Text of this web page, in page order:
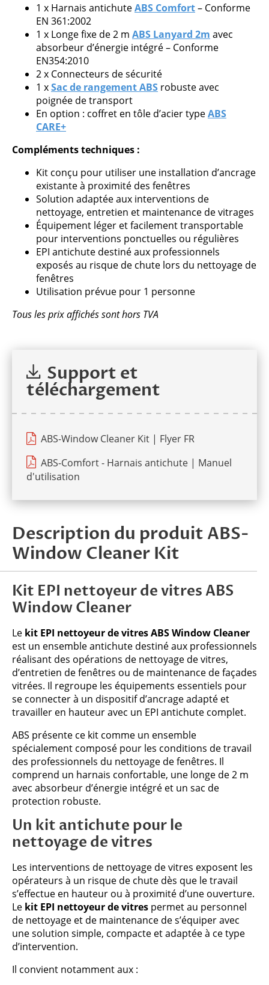
Veuillez
laisser
champ
vide.
1 x Harnais antichuteABS Comfort– Conforme
EN 361:2002
1 x Longe fixe de 2 m ABS Lanyard 2m avec
absorbeur d’énergie intégré – Conforme
EN354:2010
2 x Connecteurs de sécurité
1 xSac de rangement ABS robuste avec
poignée de transport
En option : coffret en tôle d’acier typeABS
CARE+
Compléments techniques :
Kit conçu pour utiliser une installation d’ancrage
existante à proximité des fenêtres
Solution adaptée aux interventions de
nettoyage, entretien et maintenance de vitrages
Équipement léger et facilement transportable
pour interventions ponctuelles ou régulières
EPI antichute destiné aux professionnels
exposés au risque de chute lors du nettoyage de
fenêtres
Utilisation prévue pour 1 personne
Tous les prix affichés sont hors TVA
Support et
téléchargement
ABS-Window Cleaner Kit | Flyer FR
ABS-Comfort - Harnais antichute | Manuel
d'utilisation
Description du produit ABS-
Window Cleaner Kit
Kit EPI nettoyeur de vitres ABS
Window Cleaner
Le kit EPI nettoyeur de vitres ABS Window Cleaner
est un ensemble antichute destiné aux professionnels
réalisant des opérations de nettoyage de vitres,
d’entretien de fenêtres ou de maintenance de façades
vitrées. Il regroupe les équipements essentiels pour
se connecter à un dispositif d’ancrage adapté et
travailler en hauteur avec un EPI antichute complet.
ABS présente ce kit comme un ensemble
spécialement composé pour les conditions de travail
des professionnels du nettoyage de fenêtres. Il
comprend un harnais confortable, une longe de 2 m
avec absorbeur d’énergie intégré et un sac de
protection robuste.
Un kit antichute pour le
nettoyage de vitres
Les interventions de nettoyage de vitres exposent les
opérateurs à un risque de chute dès que le travail
s’effectue en hauteur ou à proximité d’une ouverture.
Le kit EPI nettoyeur de vitres permet au personnel
de nettoyage et de maintenance de s’équiper avec
une solution simple, compacte et adaptée à ce type
d’intervention.
Il convient notamment aux :